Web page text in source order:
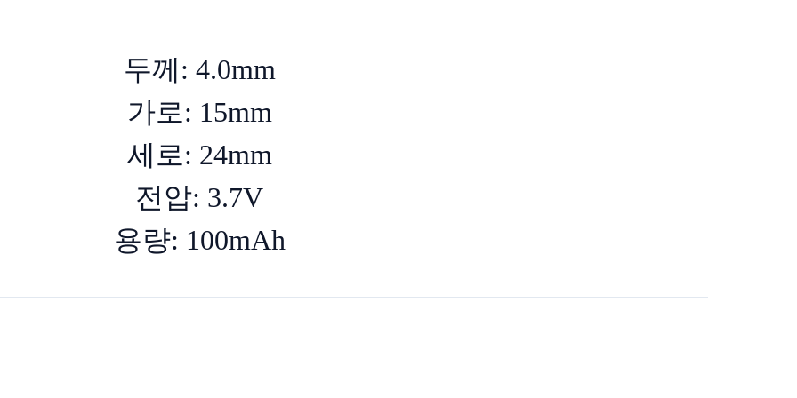
두께: 4.0mm
가로: 15mm
세로: 24mm
전압: 3.7V
용량: 100mAh